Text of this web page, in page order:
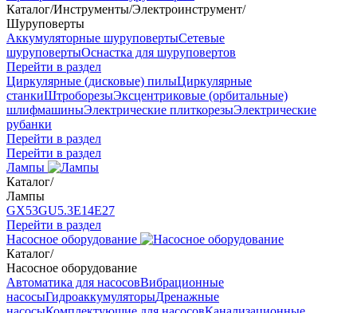
Каталог/Инструменты/Электроинструмент/
Шуруповерты
Аккумуляторные шуруповертыСетевые
шуруповертыОснастка для шуруповертов
Перейти в раздел
Циркулярные (дисковые) пилыЦиркулярные
станкиШтроборезыЭксцентриковые (орбитальные)
шлифмашиныЭлектрические плиткорезыЭлектрические
рубанки
Перейти в раздел
Перейти в раздел
Лампы
Каталог/
Лампы
GX53GU5.3Е14Е27
Перейти в раздел
Насосное оборудование
Каталог/
Насосное оборудование
Автоматика для насосовВибрационные
насосыГидроаккумуляторыДренажные